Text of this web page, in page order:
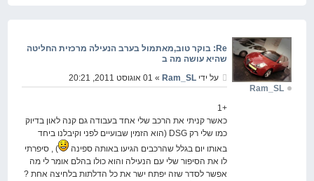
Re: בוקר טוב,מאתמול בערב הנעילה מרכזית החליטה
שהיא עושה מה ב
על ידי Ram_SL » 01 אוגוסט 2011, 20:21
+1
כאשר קניתי את הרכב שלי אחד בעבודה גם קנה לאון בדיוק
כמו שלי רק DSG (הוא הזמין שבועיים לפני וקיבלנו ביחד
באותו יום בגלל שהרכבים הגיעו באותה ספינה
) , סיפרתי
לו את הסיפור שלי עם הנעילה והוא כולו בהלם אומר לי מה
אפשר לסדר שזה יפתח ישר את כל הדלתות בלחיצה אחת ?
Ram_SL